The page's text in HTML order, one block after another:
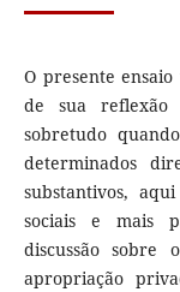
O presente
de sua reflexão
sobretudo
determinados
substantivos,
sociais e mais
discussão
apropriação